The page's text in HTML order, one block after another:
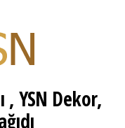
, YSN Dekor,